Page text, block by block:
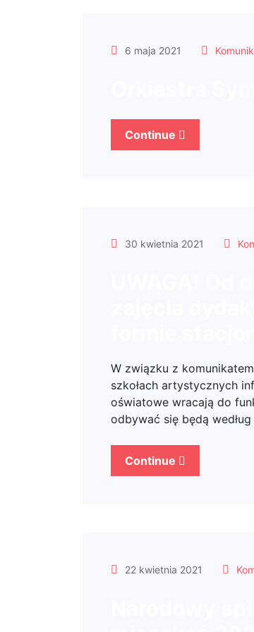
6 maja 2021
Continue
30 kwietnia 2021
W związku z
szkołach artystycznych
oświatowe wracają do
odbywać się będą
Continue
22 kwietnia 2021